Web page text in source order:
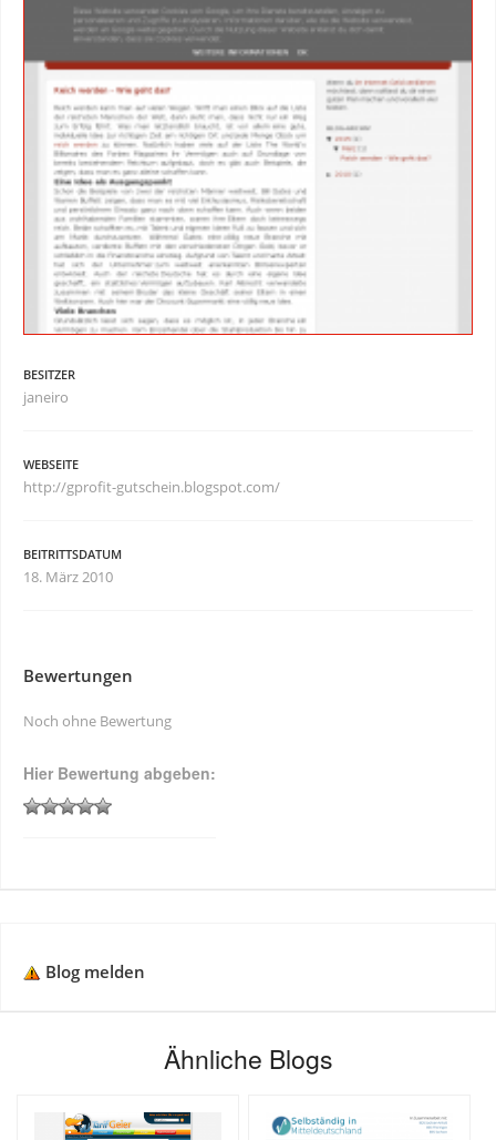
BESITZER
janeiro
WEBSEITE
http://gprofit-gutschein.blogspot.com/
BEITRITTSDATUM
18. März 2010
Bewertungen
Noch ohne Bewertung
Hier Bewertung abgeben:
Blog melden
Ähnliche Blogs